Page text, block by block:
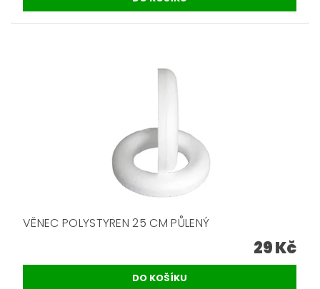
VĚNEC POLYSTYREN 25 CM PŮLENÝ
29 Kč